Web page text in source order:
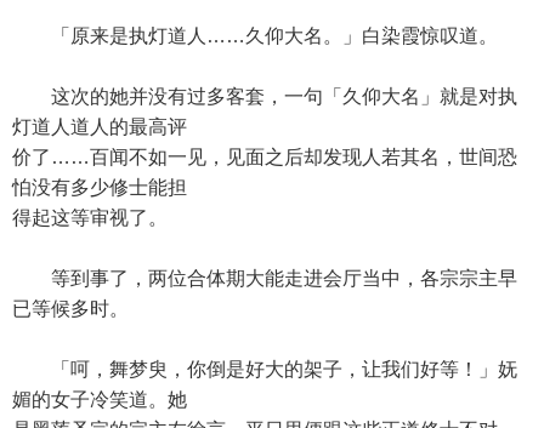
「原来是执灯道人……久仰大名。」白染霞惊叹道。
这次的她并没有过多客套，一句「久仰大名」就是对执
灯道人道人的最高评
价了……百闻不如一见，见面之后却发现人若其名，世间恐
怕没有多少修士能担
得起这等审视了。
等到事了，两位合体期大能走进会厅当中，各宗宗主早
已等候多时。
「呵，舞梦臾，你倒是好大的架子，让我们好等！」妩
媚的女子冷笑道。她